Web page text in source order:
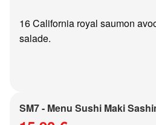
16 California royal saumon
salade.
SM7 - Menu Sushi Maki